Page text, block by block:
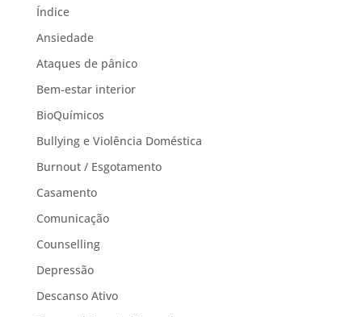
Índice
Ansiedade
Ataques de pânico
Bem-estar interior
BioQuímicos
Bullying e Violência Doméstica
Burnout / Esgotamento
Casamento
Comunicação
Counselling
Depressão
Descanso Ativo